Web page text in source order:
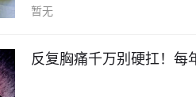
暂无
反复胸痛千万别硬扛！每